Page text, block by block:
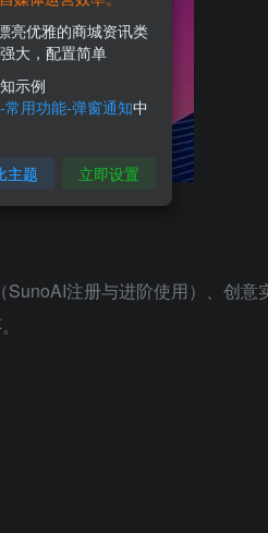
注册与进阶使用）、创意
亮优雅的商城资讯类
大，配置简单
示例
常用功能-弹窗通知中
主题 立即设置